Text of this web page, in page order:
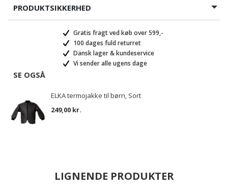
PRODUKTSIKKERHED
Gratis fragt ved køb over 599,-
100 dages fuld returret
Dansk lager & kundeservice
Vi sender alle ugens dage
SE OGSÅ
ELKA termojakke til børn, Sort
249,00 kr.
LIGNENDE PRODUKTER